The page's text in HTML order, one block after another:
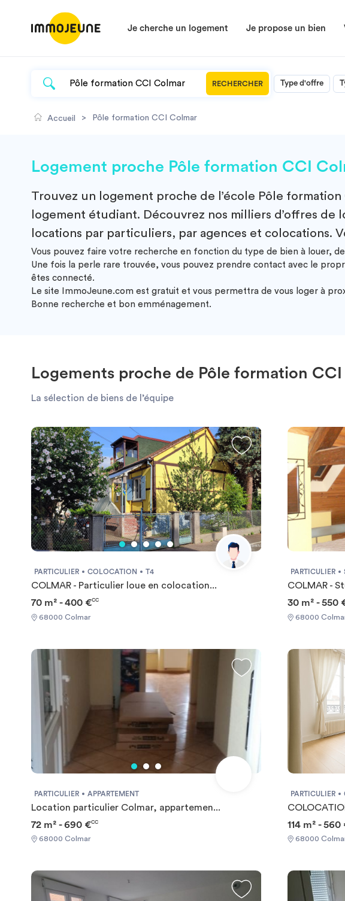
Je cherche un logement Je propose un bien
RECHERCHER Type d'offre
Accueil > Pôle formation CCI Colmar
Logement proche Pôle formation CCI
Trouvez un logement proche de l’école Pôle
logement étudiant. Découvrez nos milliers d’offres
locations par particuliers, par agences et colocations.
Vous pouvez faire votre recherche en fonction du type de bien à louer,
Une fois la perle rare trouvée, vous pouvez prendre contact avec le
êtes connecté.
Le site ImmoJeune.com est gratuit et vous permettra de vous loger à
Bonne recherche et bon emménagement.
Logements proche de Pôle formation
La sélection de biens de l’équipe
PARTICULIER COLOCATION T4
COLMAR - Particulier loue en colocation...
70 m² - 400 €CC
68000 Colmar
PARTICULIER
COLMAR -
30 m² - 550
68000
PARTICULIER APPARTEMENT
Location particulier Colmar, appartemen...
72 m² - 690 €CC
68000 Colmar
PARTICULIER
114 m² - 560
68000